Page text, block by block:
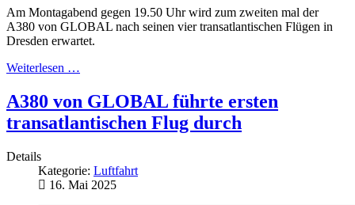
Am Montagabend gegen 19.50 Uhr wird zum zweiten mal der
A380 von GLOBAL nach seinen vier transatlantischen Flügen in
Dresden erwartet.
Weiterlesen …
A380 von GLOBAL führte ersten
transatlantischen Flug durch
Details
Kategorie: Luftfahrt
16. Mai 2025